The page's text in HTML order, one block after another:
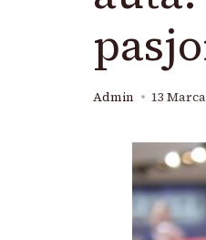
Admin 13